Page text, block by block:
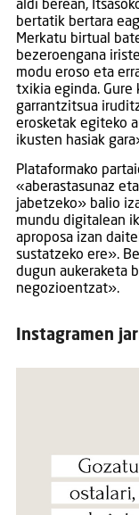
aldi berean,
bertatik bertara
Merkatu birtual
bezeroengana
modu eroso eta
txikia eginda. Gure
garrantzitsua
erosketak egiteko
ikusten hasiak
Plataformako
«aberastasunaz
jabetzeko» balio
mundu digitalean
aproposa izan
sustatzeko ere».
dugun aukeraketa
negozioentzat».
Instagramen